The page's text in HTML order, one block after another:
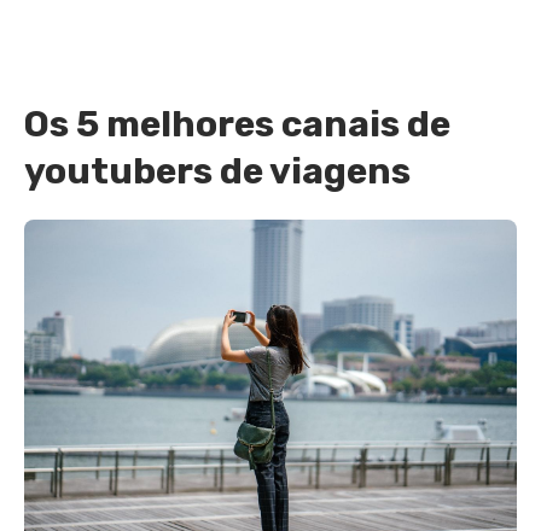
Os 5 melhores canais de
youtubers de viagens